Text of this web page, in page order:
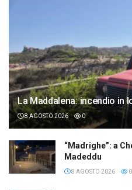
La Maddalena: incendio in
8 AGOSTO 2026 0
“Madrighe”: a
Madeddu
8 AGOSTO 2026 0